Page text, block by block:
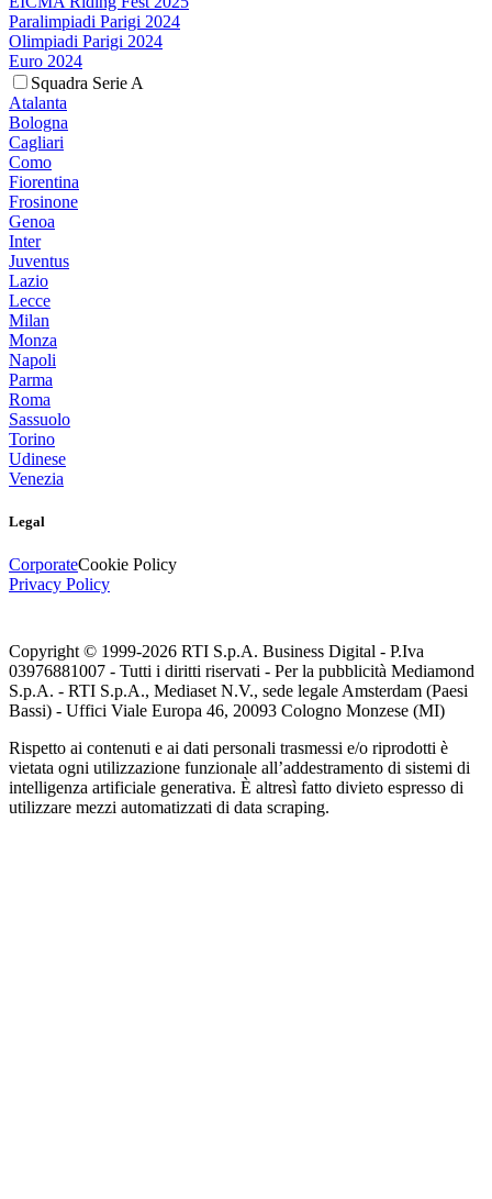
Paralimpiadi Parigi 2024
Olimpiadi Parigi 2024
Euro 2024
Squadra Serie A
Atalanta
Bologna
Cagliari
Como
Fiorentina
Frosinone
Genoa
Inter
Juventus
Lazio
Lecce
Milan
Monza
Napoli
Parma
Roma
Sassuolo
Torino
Udinese
Venezia
Legal
CorporateCookie Policy
Privacy Policy
Copyright © 1999-2026 RTI S.p.A. Business Digital - P.Iva
03976881007 - Tutti i diritti riservati - Per la pubblicità Mediamond
S.p.A. - RTI S.p.A., Mediaset N.V., sede legale Amsterdam (Paesi
Bassi) - Uffici Viale Europa 46, 20093 Cologno Monzese (MI)
Rispetto ai contenuti e ai dati personali trasmessi e/o riprodotti è
vietata ogni utilizzazione funzionale all’addestramento di sistemi di
intelligenza artificiale generativa. È altresì fatto divieto espresso di
utilizzare mezzi automatizzati di data scraping.